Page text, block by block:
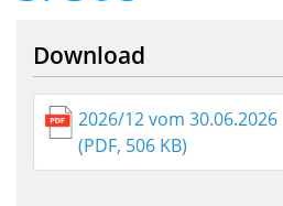
Download
2026/12 vom 30.06.2026
(PDF, 506 KB)